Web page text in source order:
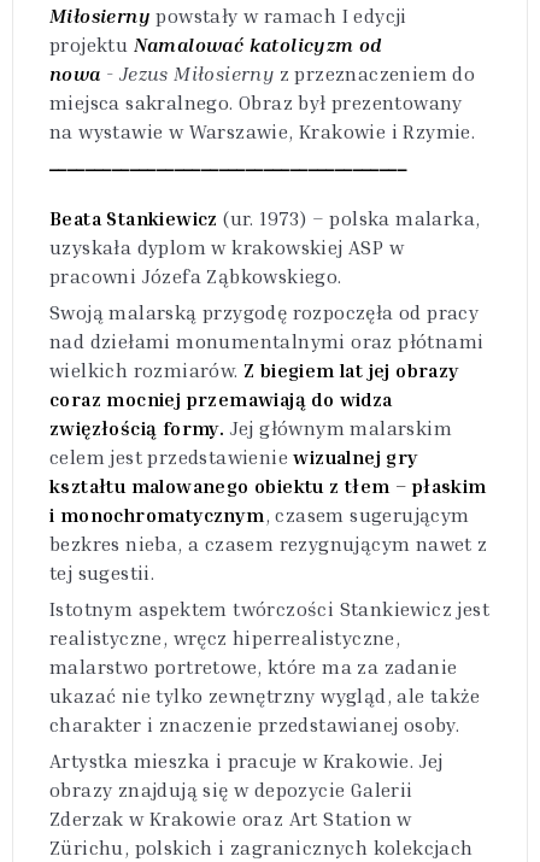
Miłosierny powstały w ramach I edycji
projektu Namalować katolicyzm od
nowa - Jezus Miłosierny z przeznaczeniem do
miejsca sakralnego. Obraz był prezentowany
na wystawie w Warszawie, Krakowie i Rzymie.
Beata Stankiewicz (ur. 1973) – polska malarka,
uzyskała dyplom w krakowskiej ASP w
pracowni Józefa Ząbkowskiego.
Swoją malarską przygodę rozpoczęła od pracy
nad dziełami monumentalnymi oraz płótnami
wielkich rozmiarów. Z biegiem lat jej obrazy
coraz mocniej przemawiają do widza
zwięzłością formy. Jej głównym malarskim
celem jest przedstawieniewizualnej gry
kształtu malowanego obiektu z tłem – płaskim
i monochromatycznym , czasem sugerującym
bezkres nieba, a czasem rezygnującym nawet z
tej sugestii.
Istotnym aspektem twórczości Stankiewicz jest
realistyczne, wręcz hiperrealistyczne,
malarstwo portretowe, które ma za zadanie
ukazać nie tylko zewnętrzny wygląd, ale także
charakter i znaczenie przedstawianej osoby.
Artystka mieszka i pracuje w Krakowie. Jej
obrazy znajdują się w depozycie Galerii
Zderzak w Krakowie oraz Art Station w
Zürichu, polskich i zagranicznych kolekcjach